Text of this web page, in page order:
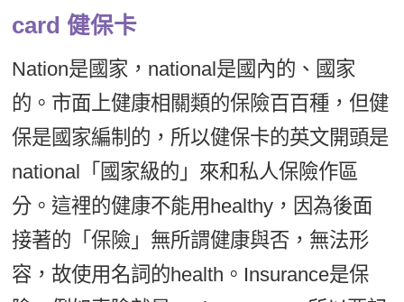
card 健保卡
Nation是國家，national是國內的、國家
的。市面上健康相關類的保險百百種，但健
保是國家編制的，所以健保卡的英文開頭是
national「國家級的」來和私人保險作區
分。這裡的健康不能用healthy，因為後面
接著的「保險」無所謂健康與否，無法形
容，故使用名詞的health。Insurance是保